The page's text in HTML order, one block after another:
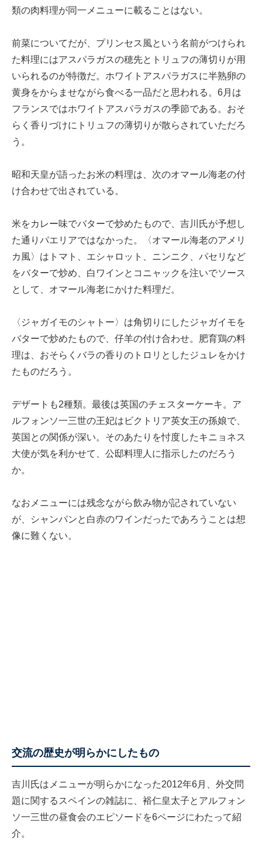
類の肉料理が同一メニューに載ることはない。
前菜についてだが、プリンセス風という名前がつけられ
た料理にはアスパラガスの穂先とトリュフの薄切りが用
いられるのが特徴だ。ホワイトアスパラガスに半熟卵の
黄身をからませながら食べる一品だと思われる。6月は
フランスではホワイトアスパラガスの季節である。おそ
らく香りづけにトリュフの薄切りが散らされていただろ
う。
昭和天皇が語ったお米の料理は、次のオマール海老の付
け合わせで出されている。
米をカレー味でバターで炒めたもので、吉川氏が予想し
た通りパエリアではなかった。〈オマール海老のアメリ
カ風〉はトマト、エシャロット、ニンニク、パセリなど
をバターで炒め、白ワインとコニャックを注いでソース
として、オマール海老にかけた料理だ。
〈ジャガイモのシャトー〉は角切りにしたジャガイモを
バターで炒めたもので、仔羊の付け合わせ。肥育鶏の料
理は、おそらくバラの香りのトロリとしたジュレをかけ
たものだろう。
デザートも2種類。最後は英国のチェスターケーキ。ア
ルフォンソ一三世の王妃はビクトリア英女王の孫娘で、
英国との関係が深い。そのあたりを忖度したキニョネス
大使が気を利かせて、公邸料理人に指示したのだろう
か。
なおメニューには残念ながら飲み物が記されていない
が、シャンパンと白赤のワインだったであろうことは想
像に難くない。
交流の歴史が明らかにしたもの
吉川氏はメニューが明らかになった2012年6月、外交問
題に関するスペインの雑誌に、裕仁皇太子とアルフォン
ソ一三世の昼食会のエピソードを6ページにわたって紹
介。